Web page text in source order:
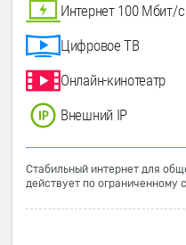
Интернет 100 Мбит/с
Цифровое ТВ
Онлайн-кинотеатр
Внешний IP
Стабильный интернет для
действует по ограниченному